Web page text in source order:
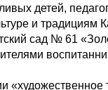
детей,
и традициям
сад № 61